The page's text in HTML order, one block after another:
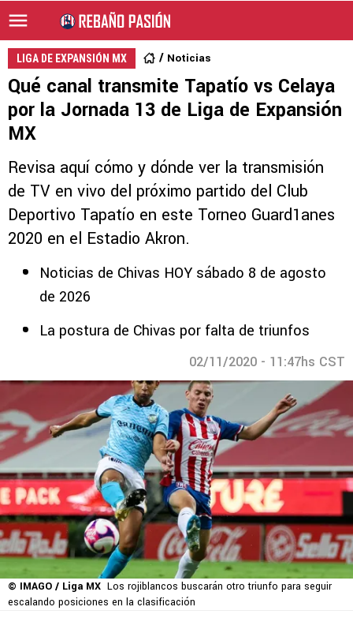
LIGA DE EXPANSIÓN MX Noticias
Qué canal transmite Tapatío vs Celaya
por la Jornada 13 de Liga de Expansión
MX
Revisa aquí cómo y dónde ver la transmisión
de TV en vivo del próximo partido del Club
Deportivo Tapatío en este Torneo Guard1anes
2020 en el Estadio Akron.
Noticias de Chivas HOY sábado 8 de agosto
de 2026
La postura de Chivas por falta de triunfos
02/11/2020 - 11:47hs CST
© IMAGO / Liga MX Los rojiblancos buscarán otro triunfo para seguir
escalando posiciones en la clasificación